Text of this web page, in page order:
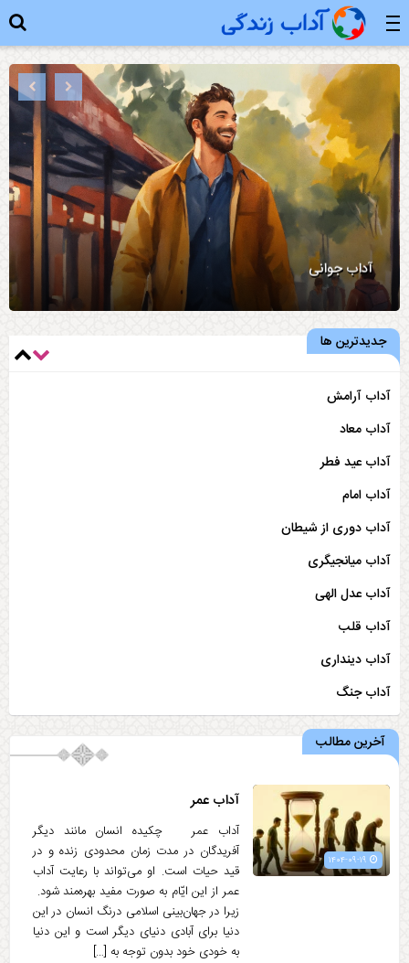
آداب جوانی
جدیدترین ها
آداب آرامش
آداب معاد
آداب عید فطر
آداب امام
آداب دوری از شیطان
آداب میانجیگری
آداب عدل الهی
آداب قلب
آداب دینداری
آداب جنگ
آداب همت و تلاش
آداب محضر أمیرالمؤمنین علیه السلام
آخرین مطالب
آداب عمر
آداب عمر چکیده انسان مانند دیگر
آفریدگان در مدت زمان محدودی زنده و در
قید حیات است. او می‌تواند با رعایت آداب
عمر از این ایّام به صورت مفید بهره‌مند شود.
زیرا در جهان‌بینی اسلامی درنگ انسان در این
دنیا برای آبادی دنیای دیگر است و این دنیا
به خودی خود بدون توجه به […]